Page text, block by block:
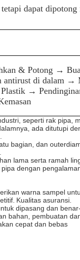
dapat dipotong
& Potong →
antirust di dalam →
→
seperti rak pipa,
ada ditutupi
bagian, dan
lama serta ramah
dengan
warna sampel
Kualitas asuransi.
dipasang dan
bahan, pembuatan
cepat dan bebas